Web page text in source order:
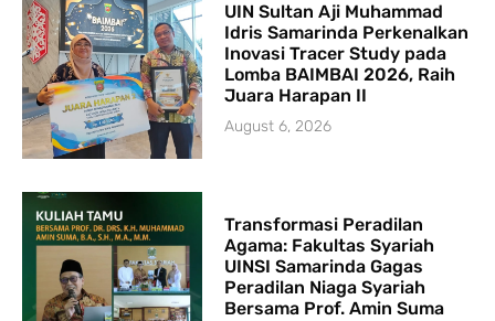
UIN Sultan Aji Muhammad
Idris Samarinda Perkenalkan
Inovasi Tracer Study pada
Lomba BAIMBAI 2026, Raih
Juara Harapan II
August 6, 2026
Transformasi Peradilan
Agama: Fakultas Syariah
UINSI Samarinda Gagas
Peradilan Niaga Syariah
Bersama Prof. Amin Suma